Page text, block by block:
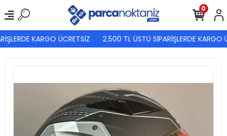
KARGO ÜCRETSİZ 2.500 TL ÜSTÜ SİPARİŞLERDE KARGO
0